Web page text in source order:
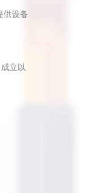
供设备
立以